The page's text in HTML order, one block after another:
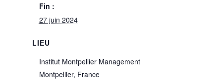
Fin :
27 juin 2024
LIEU
Institut Montpellier Management
Montpellier, France